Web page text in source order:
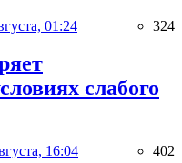
01:24 324
слабого
16:04 402